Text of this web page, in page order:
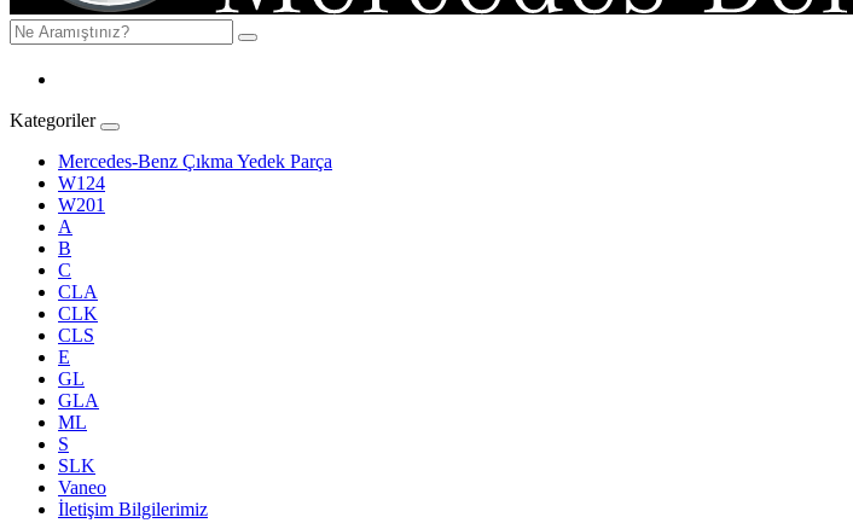
Kategoriler
Mercedes-Benz Çıkma Yedek Parça
W124
W201
A
B
C
CLA
CLK
CLS
E
GL
GLA
ML
S
SLK
Vaneo
İletişim Bilgilerimiz